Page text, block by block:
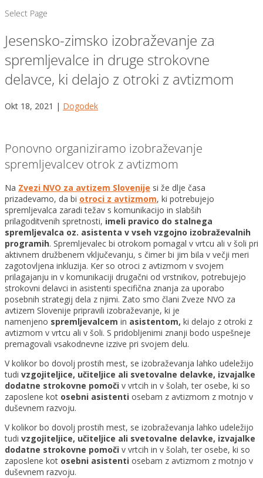
Select Page
Jesensko-zimsko izobraževanje za
spremljevalce in druge strokovne
delavce, ki delajo z otroki z avtizmom
Okt 18, 2021 | Dogodek
Ponovno organiziramo izobraževanje
spremljevalcev otrok z avtizmom
Na Zvezi NVO za avtizem Slovenije si že dlje časa
prizadevamo, da bi otroci z avtizmom, ki potrebujejo
spremljevalca zaradi težav s komunikacijo in slabših
prilagoditvenih spretnosti, imeli pravico do stalnega
spremljevalca oz. asistenta v vseh vzgojno izobraževalnih
programih. Spremljevalec bi otrokom pomagal v vrtcu ali v šoli pri
aktivnem družbenem vključevanju, s čimer bi jim bila v večji meri
zagotovljena inkluzija. Ker so otroci z avtizmom v svojem
prilagajanju in v komunikaciji drugačni od vrstnikov, potrebujejo
strokovni delavci in asistenti specifična znanja za uporabo
posebnih strategij dela z njimi. Zato smo člani Zveze NVO za
avtizem Slovenije pripravili izobraževanje, ki je
namenjeno spremljevalcem in asistentom, ki delajo z otroki z
avtizmom v vrtcu ali v šoli. S pridobljenimi znanji bodo uspešneje
premagovali vsakodnevne izzive pri svojem delu.
V kolikor bo dovolj prostih mest, se izobraževanja lahko udeležijo
tudi vzgojiteljice, učiteljice ali svetovalne delavke, izvajalke
dodatne strokovne pomoči v vrtcih in v šolah, ter osebe, ki so
zaposlene kot osebni asistenti osebam z avtizmom z motnjo v
duševnem razvoju.
V kolikor bo dovolj prostih mest, se izobraževanja lahko udeležijo
tudi vzgojiteljice, učiteljice ali svetovalne delavke, izvajalke
dodatne strokovne pomoči v vrtcih in v šolah, ter osebe, ki so
zaposlene kot osebni asistenti osebam z avtizmom z motnjo v
duševnem razvoju.